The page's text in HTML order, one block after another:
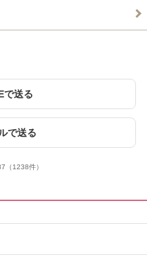
で送る
で送る
（1238件）